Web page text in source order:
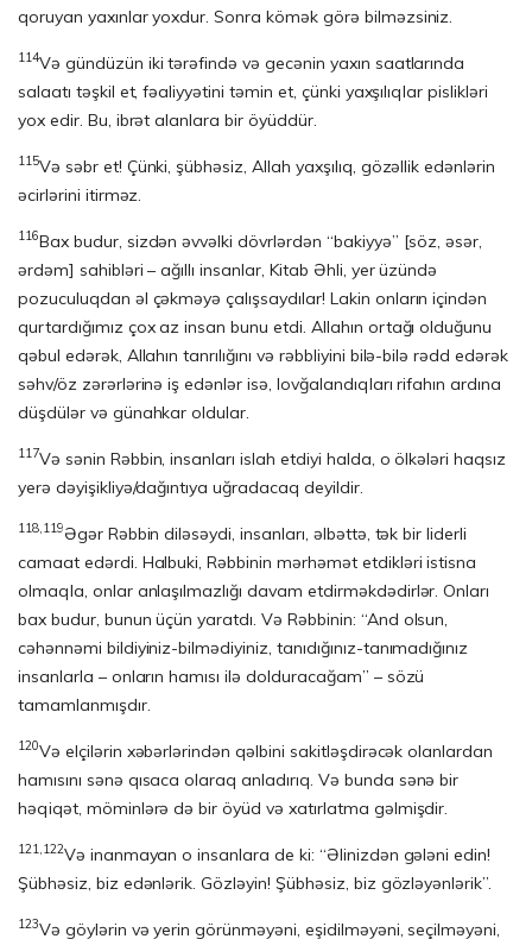
qoruyan yaxınlar yoxdur. Sonra kömək görə bilməzsiniz.
114Və gündüzün iki tərəfində və gecənin yaxın saatlarında
salaatı təşkil et, fəaliyyətini təmin et, çünki yaxşılıqlar pislikləri
yox edir. Bu, ibrət alanlara bir öyüddür.
115Və səbr et! Çünki, şübhəsiz, Allah yaxşılıq, gözəllik edənlərin
əcirlərini itirməz.
116Bax budur, sizdən əvvəlki dövrlərdən “bakiyyə” [söz, əsər,
ərdəm] sahibləri – ağıl­lı insanlar, Kitab Əhli, yer üzündə
pozuculuqdan əl çəkməyə çalışsaydılar! Lakin onların içindən
qurtardığımız çox az insan bunu etdi. Allahın ortağı olduğu­nu
qəbul edərək, Allahın tanrılığını və rəbbliyini bilə-bilə rədd edərək
səhv/öz zərərlərinə iş edənlər isə, lovğalandıqları rifahın ardına
düşdülər və günahkar ol­du­lar.
117Və sənin Rəbbin, insanları islah etdiyi halda, o ölkələri haqsız
yerə dəyişik­li­yə/dağıntıya uğradacaq deyildir.
118,119Əgər Rəbbin diləsəydi, insanları, əlbəttə, tək bir liderli
camaat edərdi. Hal­buki, Rəbbinin mərhəmət etdikləri istisna
olmaqla, onlar anlaşılmazlığı davam etdirmək­dədir­lər. Onları
bax budur, bunun üçün yaratdı. Və Rəbbinin: “And ol­sun,
cəhənnə­mi bildiyiniz-bilmədiyiniz, tanıdığınız-tanımadığınız
insanlarla – on­la­rın hamısı ilə dolduracağam” – sözü
tamamlanmışdır.
120Və elçilərin xəbərlərindən qəlbini sakitləşdirəcək olanlardan
hamısını sənə qısaca olaraq anladırıq. Və bunda sənə bir
həqiqət, möminlərə də bir öyüd və xatırlatma gəlmişdir.
121,122Və inanmayan o insanlara de ki: “Əlinizdən gələni edin!
Şübhə­siz, biz edənlərik. Gözləyin! Şübhəsiz, biz gözləyənlərik”.
123Və göylərin və yerin görünməyəni, eşidilməyəni, seçilməyəni,